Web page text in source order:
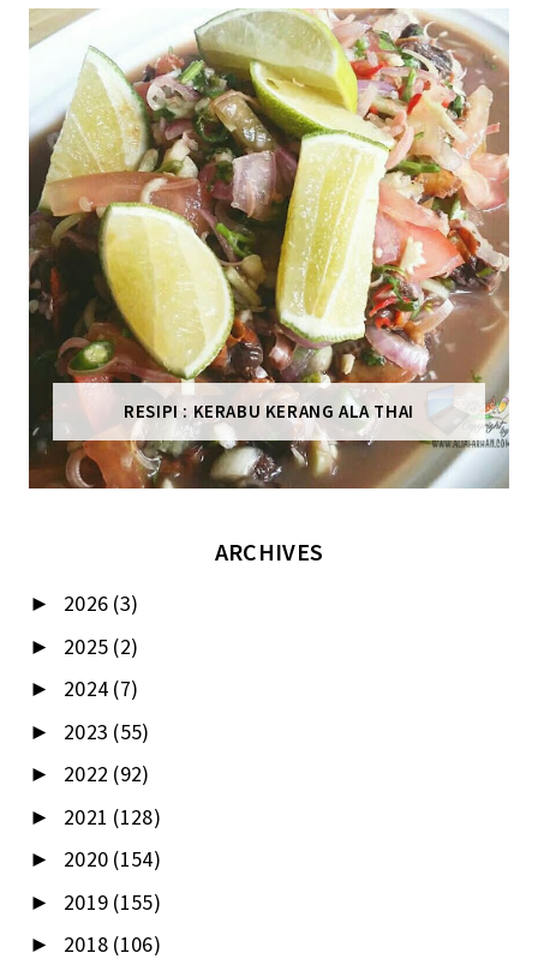
RESIPI : KERABU KERANG ALA THAI
ARCHIVES
► 2026 (3)
► 2025 (2)
► 2024 (7)
► 2023 (55)
► 2022 (92)
► 2021 (128)
► 2020 (154)
► 2019 (155)
► 2018 (106)